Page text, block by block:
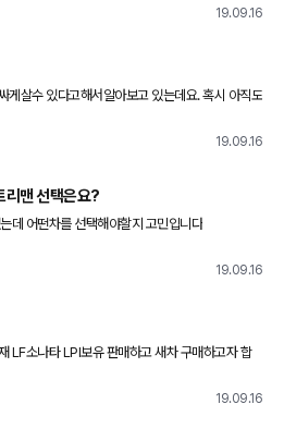
19.09.16
게살수 있다고해서알아보고 있는데요. 혹시 아직도
살 수 있을까요? 재고는 있는지 모르겠네요... 혹
19.09.16
맨 선택은요?
와이프가 탈 차고 7, 5살 아이들이 있는데 어떤차를 선택해야할지 고민입니다
19.09.16
LF소나타 LPI보유 판매하고 새차 구매하고자 합
19.09.16